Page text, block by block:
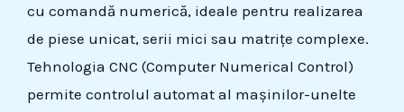
cu comandă numerică, ideale pentru realizarea
de piese unicat, serii mici sau matrițe complexe.
Tehnologia CNC (Computer Numerical Control)
permite controlul automat al mașinilor-unelte